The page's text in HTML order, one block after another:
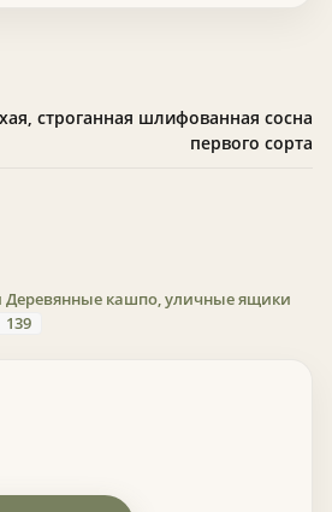
строганная шлифованная сосна
первого сорта
Деревянные кашпо, уличные ящики
139